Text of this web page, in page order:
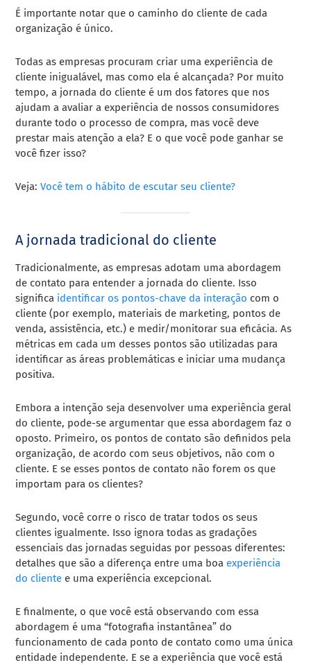
É importante notar que o caminho do cliente de cada
organização é único.
Todas as empresas procuram criar uma experiência de
cliente inigualável, mas como ela é alcançada? Por muito
tempo, a jornada do cliente é um dos fatores que nos
ajudam a avaliar a experiência de nossos consumidores
durante todo o processo de compra, mas você deve
prestar mais atenção a ela? E o que você pode ganhar se
você fizer isso?
Veja:Você tem o hábito de escutar seu cliente?
A jornada tradicional do cliente
Tradicionalmente, as empresas adotam uma abordagem
de contato para entender a jornada do cliente. Isso
significa identificar os pontos-chave da interação com o
cliente (por exemplo, materiais de marketing, pontos de
venda, assistência, etc.) e medir/monitorar sua eficácia. As
métricas em cada um desses pontos são utilizadas para
identificar as áreas problemáticas e iniciar uma mudança
positiva.
Embora a intenção seja desenvolver uma experiência geral
do cliente, pode-se argumentar que essa abordagem faz o
oposto. Primeiro, os pontos de contato são definidos pela
organização, de acordo com seus objetivos, não com o
cliente. E se esses pontos de contato não forem os que
importam para os clientes?
Segundo, você corre o risco de tratar todos os seus
clientes igualmente. Isso ignora todas as gradações
essenciais das jornadas seguidas por pessoas diferentes:
detalhes que são a diferença entre uma boa experiência
do cliente e uma experiência excepcional.
E finalmente, o que você está observando com essa
abordagem é uma “fotografia instantânea” do
funcionamento de cada ponto de contato como uma única
entidade independente. E se a experiência que você está